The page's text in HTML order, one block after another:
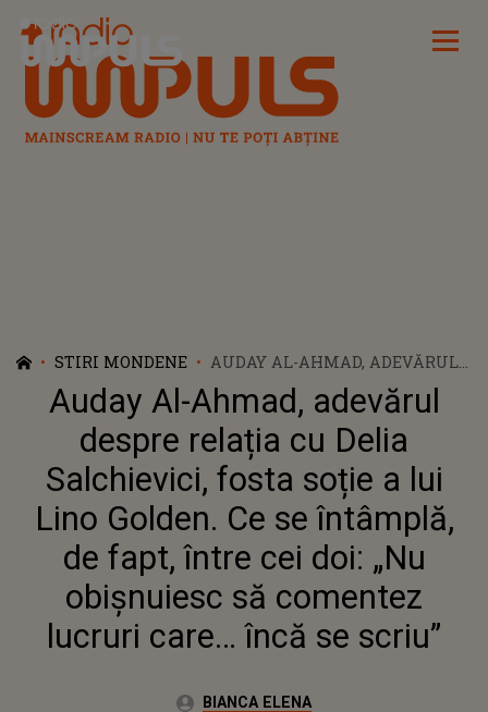
Radio Impuls
STIRI MONDENE
AUDAY AL-AHMAD, ADEVĂRUL
DESPRE RELAȚIA CU DELIA
SALCHIEVICI, FOSTA SOȚIE A
LUI LINO GOLDEN. CE SE
ÎNTÂMPLĂ, DE FAPT, ÎNTRE CEI
DOI: „NU OBIȘNUIESC SĂ
COMENTEZ LUCRURI CARE…
ÎNCĂ SE SCRIU”
Auday Al-Ahmad, adevărul
despre relația cu Delia
Salchievici, fosta soție a lui
Lino Golden. Ce se întâmplă,
de fapt, între cei doi: „Nu
obișnuiesc să comentez
lucruri care… încă se scriu”
Autor:BIANCA ELENA